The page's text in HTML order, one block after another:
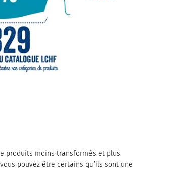
produits moins transformés et plus
pouvez être certains qu’ils sont une